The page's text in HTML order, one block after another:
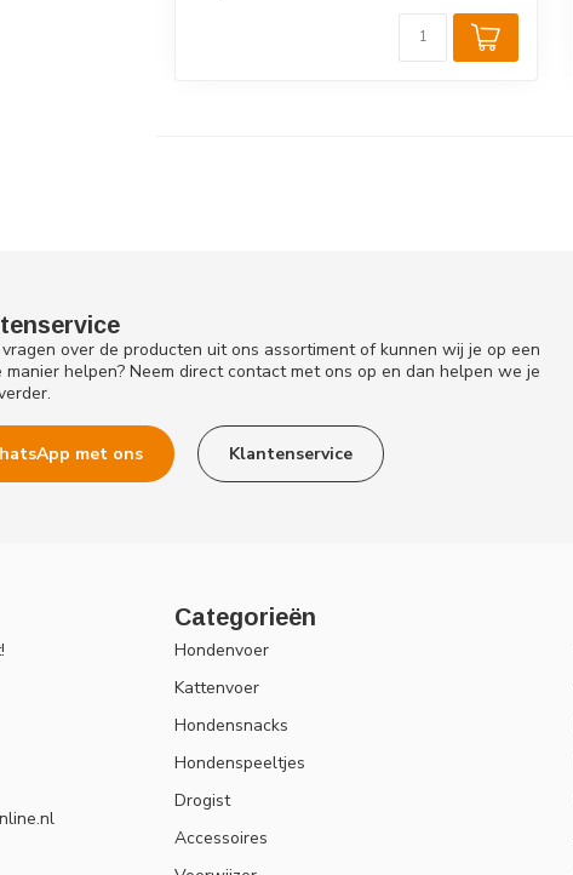
over de producten uit ons assortiment of kunnen wij je op een
manier helpen? Neem direct contact met ons op en dan helpen we je
met ons Klantenservice
Categorieën
Hondenvoer
Kattenvoer
Hondensnacks
Hondenspeeltjes
Drogist
Accessoires